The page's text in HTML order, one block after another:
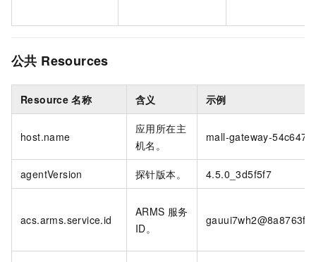
公共 Resources
Resource 名称 含义 示例
host.name
应用所在主
机名。
mall-gateway-
agentVersion 探针版本。 4.5.0_3d5f5f7
acs.arms.service.id
ARMS 服务
ID。